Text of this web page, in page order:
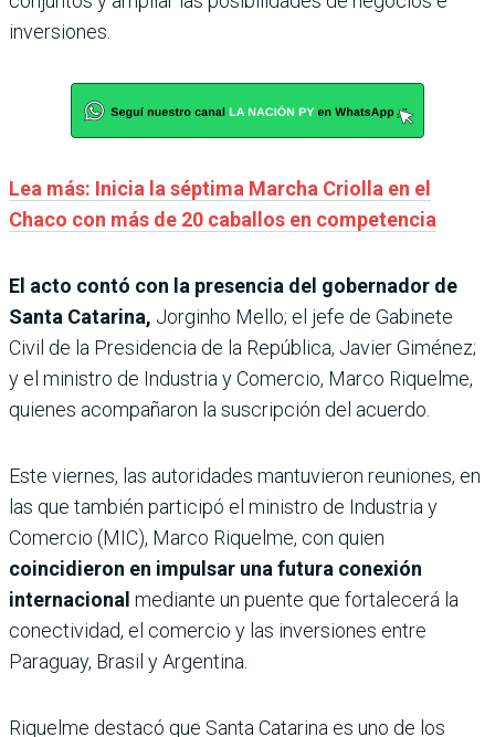
inversiones.
Lea más: Inicia la séptima Marcha Criolla en el
Chaco con más de 20 caballos en competencia
El acto contó con la presencia del gobernador de
Santa Catarina, Jorginho Mello; el jefe de Gabinete
Civil de la Presidencia de la República, Javier Giménez;
y el ministro de Industria y Comercio, Marco Riquelme,
quienes acompañaron la suscripción del acuerdo.
Este viernes, las autoridades mantuvieron reuniones, en
las que también participó el ministro de Industria y
Comercio (MIC), Marco Riquelme, con quien
coincidieron en impulsar una futura conexión
internacional mediante un puente que fortalecerá la
conectividad, el comercio y las inversiones entre
Paraguay, Brasil y Argentina.
Riquelme destacó que Santa Catarina es uno de los